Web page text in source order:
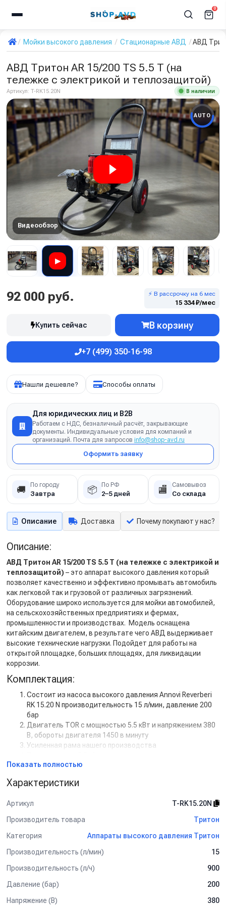
0
Мойки высокого давления Стационарные АВД АВД
АВД Тритон AR 15/200 TS 5.5 T (на
тележке с электрикой и теплозащитой)
Артикул: T-RK15.20N В наличии
Видеообзор
AUTO
▶
92 000 руб. ⚡ В рассрочку на 6 мес
15 334 ₽/мес
Купить сейчас В корзину
+7 (499) 350-16-98
Нашли дешевле? Способы оплаты
Для юридических лиц и B2B
Работаем с НДС, безналичный расчёт, закрывающие
документы. Индивидуальные условия для компаний и
организаций. Почта для запросов info@shop-avd.ru
Оформить заявку
🚚 По городу
Завтра 📦 По РФ
2–5 дней 🏬 Самовывоз
Со склада
Описание Доставка Почему покупают у нас?
Описание:
АВД Тритон AR 15/200 TS 5.5 T (на тележке с электрикой и
теплозащитой) – это аппарат высокого давления который
позволяет качественно и эффективно промывать автомобиль
как легковой так и грузовой от различных загрязнений.
Оборудование широко используется для мойки автомобилей,
на сельскохозяйственных предприятиях и фермах,
промышленности и производствах. Модель оснащена
китайским двигателем, в результате чего АВД выдерживает
высокие технические нагрузки. Подойдет для работы на
открытой площадке, больших площадях, для ликвидации
коррозии.
Комплектация:
Состоит из насоса высокого давления Annovi Reverberi
RK 15.20 N производительность 15 л/мин, давление 200
бар
Двигатель TOR с мощностью 5.5 кВт и напряжением 380
В, обороты двигателя 1450 в минуту
Усиленная рама нашего производства
Регулятором высокого давления с системой Total Stop
латунь, 250bar), копье L=60сm, пистолет M22 вращ.
Дополнительная комплектация:
Задержка выключения двигателя с таймером (от 5 сек
Кнопкой на 12В для установки на стену.
Рама настенная
Барабан для шланга от 10 м до 50 м
Пенокомплект
Показать полностью
Характеристики
Артикул
T-RK15.20N
Производитель товара
Тритон
Категория
Аппараты высокого давления Тритон
Производительность (л/мин)
15
Производительность (л/ч)
900
Давление (бар)
200
Напряжение (В)
380